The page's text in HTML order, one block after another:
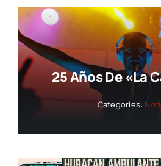
25 Años De «La
Categories: